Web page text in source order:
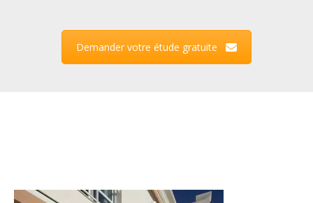
Demander votre étude gratuite